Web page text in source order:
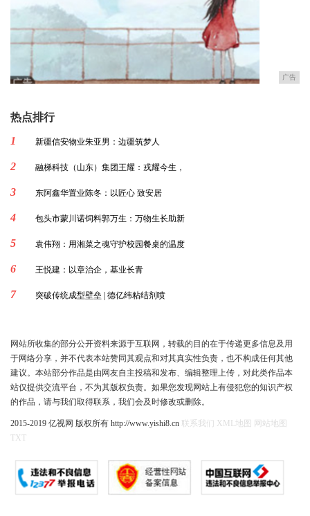
广告
热点排行
1
新疆信安物业朱亚男：边疆筑梦人
2 融梯科技（山东）集团王耀：戎耀今生，
3 东阿鑫华置业陈冬：以匠心 致安居
4 包头市蒙川诺饲料郭万生：万物生长助新
5 袁伟翔：用湘菜之魂守护校园餐桌的温度
6 王悦建：以章治企，基业长青
7 突破传统成型壁垒 | 德亿纬粘结剂喷
网站所收集的部分公开资料来源于互联网，转载的目的在于传递更多信息及用
于网络分享，并不代表本站赞同其观点和对其真实性负责，也不构成任何其他
建议。本站部分作品是由网友自主投稿和发布、编辑整理上传，对此类作品本
站仅提供交流平台，不为其版权负责。如果您发现网站上有侵犯您的知识产权
的作品，请与我们取得联系，我们会及时修改或删除。
2015-2019 亿视网 版权所有 http://www.yishi8.cn 联系我们 XML地图
网站地图
TXT